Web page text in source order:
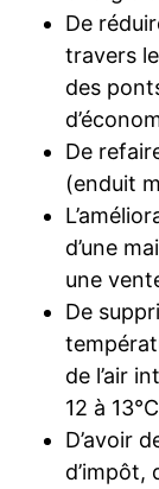
De
travers
des
De
(enduit
d’une
une
De
de l’air
12 à
D’avoir
d’impôt,